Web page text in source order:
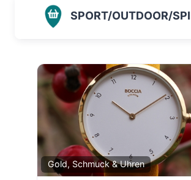
SPORT/OUTDOOR/
Gold, Schmuck & Uhren